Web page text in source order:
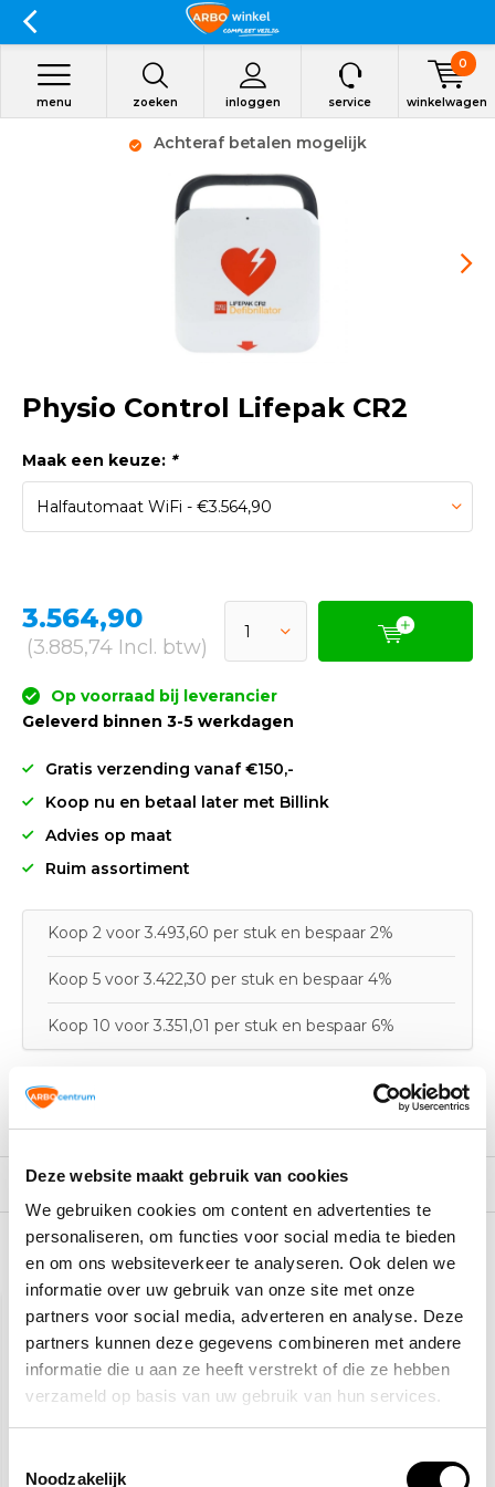
Deze website maakt gebruik van cookies
We gebruiken cookies om content en advertenties te
personaliseren, om functies voor social media te bieden
en om ons websiteverkeer te analyseren. Ook delen we
informatie over uw gebruik van onze site met onze
partners voor social media, adverteren en analyse. Deze
partners kunnen deze gegevens combineren met andere
informatie die u aan ze heeft verstrekt of die ze hebben
verzameld op basis van uw gebruik van hun services.
Noodzakelijk
zoeken inloggen
menu service winkelwagen
0
Achteraf betalen mogelijk
Physio Control Lifepak CR2
Maak een keuze: *
3.564,90
(3.885,74 Incl. btw)
Op voorraad bij leverancier
Geleverd binnen 3-5 werkdagen
Gratis verzending vanaf €150,-
Koop nu en betaal later met Billink
Advies op maat
Ruim assortiment
Koop 2 voor 3.493,60 per stuk en bespaar 2%
Koop 5 voor 3.422,30 per stuk en bespaar 4%
Koop 10 voor 3.351,01 per stuk en bespaar 6%
Productomschrijving
Specificaties
Recent bekeken